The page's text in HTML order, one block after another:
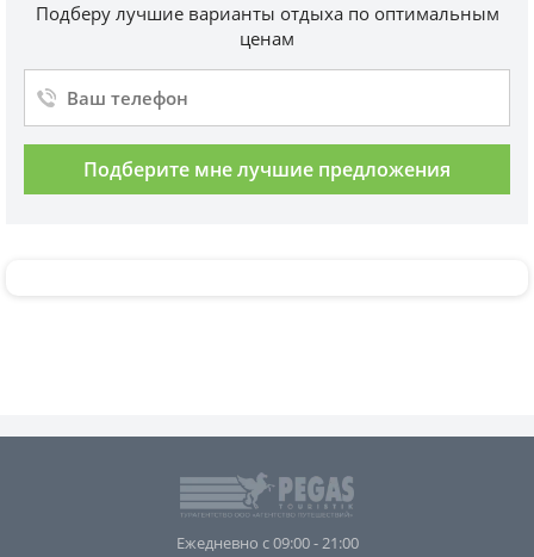
Подберу лучшие варианты отдыха по оптимальным
ценам
Подберите мне лучшие предложения
Ежедневно с 09:00 - 21:00